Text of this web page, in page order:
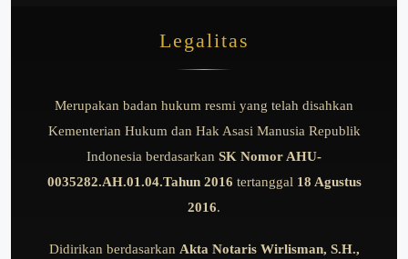
Legalitas
Merupakan badan hukum resmi yang telah disahkan
Kementerian Hukum dan Hak Asasi Manusia Republik
Indonesia berdasarkan SK Nomor AHU-
0035282.AH.01.04.Tahun 2016 tertanggal 18 Agustus
2016.
Didirikan berdasarkan Akta Notaris Wirlisman, S.H.,